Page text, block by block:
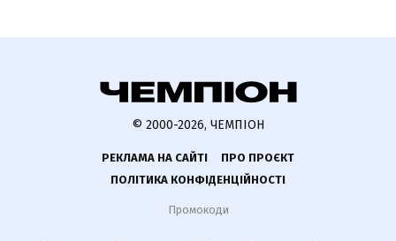
© 2000-2026, ЧЕМПІОН
РЕКЛАМА НА САЙТІ
ПРО ПРОЄКТ
ПОЛІТИКА КОНФІДЕНЦІЙНОСТІ
Промокоди